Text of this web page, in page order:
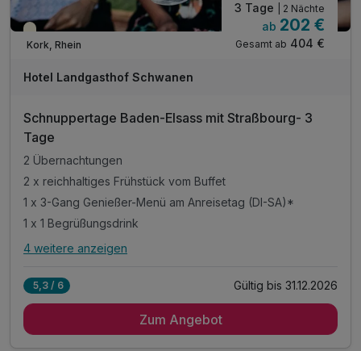
Teilweise ausgelastet
Kork, Rhein
3 Tage | 2 Nächte
ab 202 €
Gesamt ab 404 €
Hotel Landgasthof Schwanen
Schnuppertage Baden-Elsass mit Straßbourg- 3
Tage
2 Übernachtungen
2 x reichhaltiges Frühstück vom Buffet
1 x 3-Gang Genießer-Menü am Anreisetag (DI-SA)*
1 x 1 Begrüßungsdrink
Alle Inklusivleistungen
2 x reichhaltiges Frühstück vom Buffet
4 weitere anzeigen
5,3 / 6 Gültig bis 31.12.2026
Zum Angebot